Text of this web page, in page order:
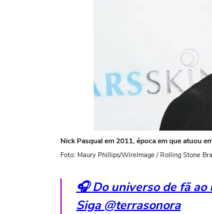
Nick Pasqual em 2011, época em que atuou
Foto: Maury Phillips/WireImage / Rolling Stone
🎧 Do universo de fã
Siga @terrasonora